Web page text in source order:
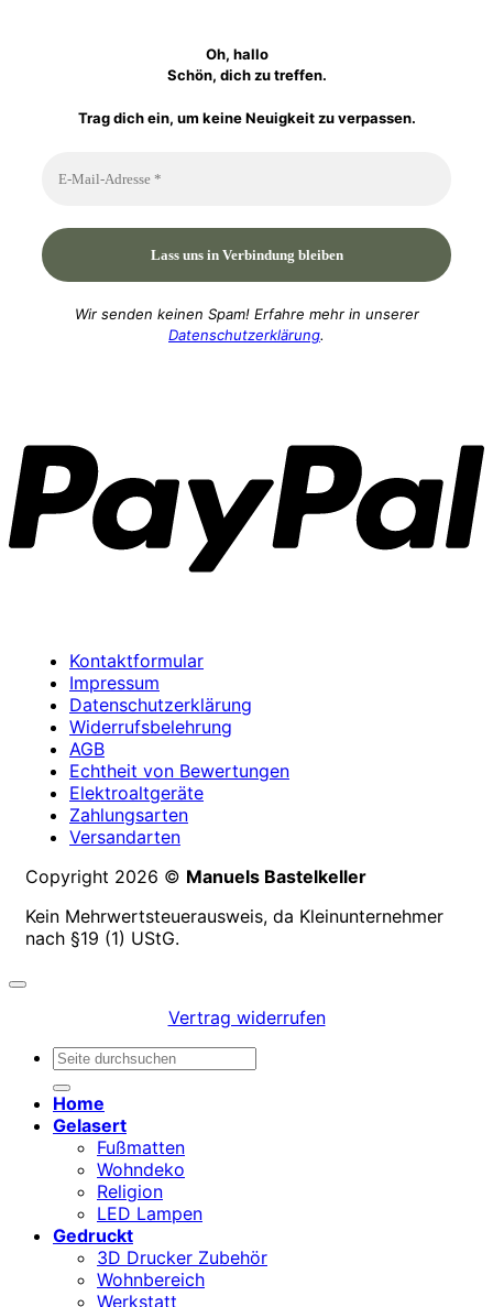
Oh, hallo
Schön, dich zu treffen.
Trag dich ein, um keine Neuigkeit zu verpassen.
Wir senden keinen Spam! Erfahre mehr in unserer
Datenschutzerklärung.
Kontaktformular
Impressum
Datenschutzerklärung
Widerrufsbelehrung
AGB
Echtheit von Bewertungen
Elektroaltgeräte
Zahlungsarten
Versandarten
Copyright 2026 © Manuels Bastelkeller
Kein Mehrwertsteuerausweis, da Kleinunternehmer
nach §19 (1) UStG.
Vertrag widerrufen
Suchen
Home
Gelasert
Fußmatten
Wohndeko
Religion
LED Lampen
Gedruckt
3D Drucker Zubehör
Wohnbereich
Werkstatt